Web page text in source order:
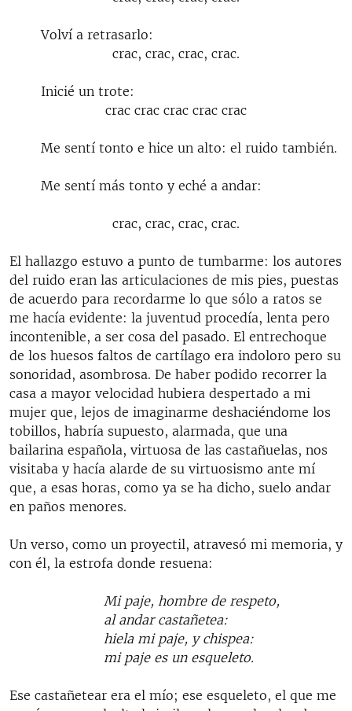
Volví a retrasarlo:
crac, crac, crac, crac.
Inicié un trote:
crac crac crac crac crac
Me sentí tonto e hice un alto: el ruido también.
Me sentí más tonto y eché a andar:
crac, crac, crac, crac.
El hallazgo estuvo a punto de tumbarme: los autores
del ruido eran las articulaciones de mis pies, puestas
de acuerdo para recordarme lo que sólo a ratos se
me hacía evidente: la juventud procedía, lenta pero
incontenible, a ser cosa del pasado. El entrechoque
de los huesos faltos de cartílago era indoloro pero su
sonoridad, asombrosa. De haber podido recorrer la
casa a mayor velocidad hubiera despertado a mi
mujer que, lejos de imaginarme deshaciéndome los
tobillos, habría supuesto, alarmada, que una
bailarina española, virtuosa de las castañuelas, nos
visitaba y hacía alarde de su virtuosismo ante mí
que, a esas horas, como ya se ha dicho, suelo andar
en paños menores.
Un verso, como un proyectil, atravesó mi memoria, y
con él, la estrofa donde resuena:
Mi paje, hombre de respeto,
al andar castañetea:
hiela mi paje, y chispea:
mi paje es un esqueleto.
Ese castañetear era el mío; ese esqueleto, el que me